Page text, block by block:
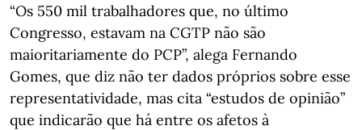
“Os 550 mil trabalhadores que, no último
Congresso, estavam na CGTP não são
maioritariamente do PCP”, alega Fernando
Gomes, que diz não ter dados próprios sobre esse
representatividade, mas cita “estudos de opinião”
que indicarão que há entre os afetos à